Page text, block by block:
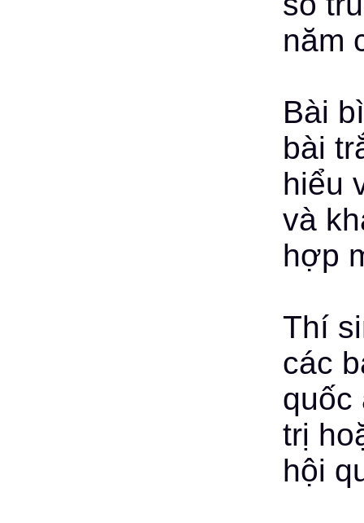
năm
Bài
bài
hiểu
và
hợp
Thí
các
quốc
trị
hội